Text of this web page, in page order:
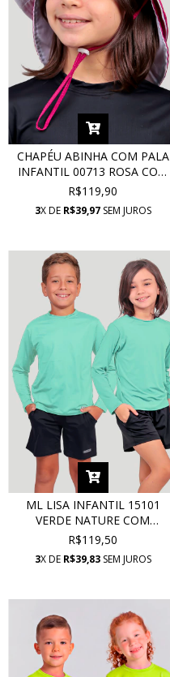
CHAPÉU ABINHA COM PALA
INFANTIL 00713 ROSA COM
PROTEÇÃO UV
R$119,90
3X DE R$39,97SEM JUROS
ML LISA INFANTIL 15101
VERDE NATURE COM
PROTEÇÃO UV
R$119,50
3X DE R$39,83SEM JUROS